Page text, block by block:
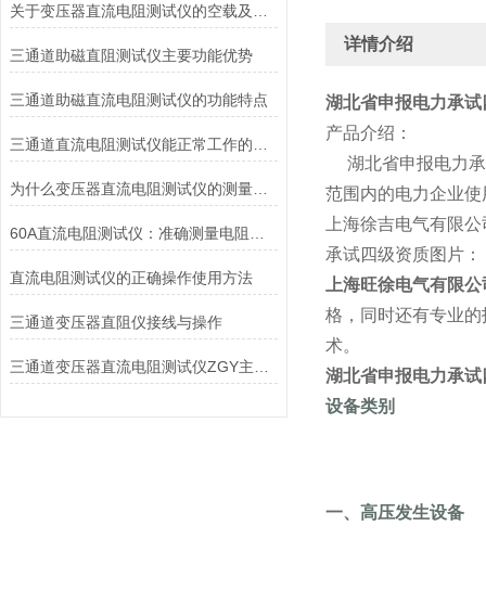
三通道助磁直阻测试仪主要功能优势
三通道助磁直流电阻测试仪的功能特点
为什么变压器直流电阻测试仪的测量数值会不稳？
直流电阻测试仪的正确操作使用方法
三通道变压器直阻仪接线与操作
详情介绍
湖北省申报电力承
产品介绍：
湖北省申报电力承
范围内的电力企业
上海徐吉电气有限
承试四级资质图片：
上海旺徐电气有限公
格，同时还有专业
术。
湖北省申报电力承
设备类别
一、高压发生设备